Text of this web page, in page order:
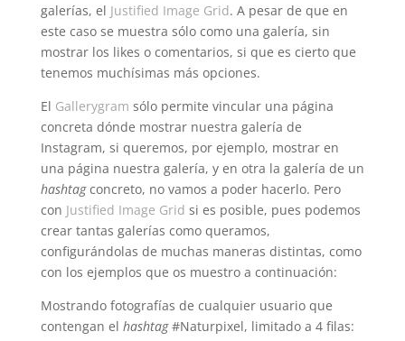
galerías, el Justified Image Grid. A pesar de que en
este caso se muestra sólo como una galería, sin
mostrar los likes o comentarios, si que es cierto que
tenemos muchísimas más opciones.
El Gallerygram sólo permite vincular una página
concreta dónde mostrar nuestra galería de
Instagram, si queremos, por ejemplo, mostrar en
una página nuestra galería, y en otra la galería de un
hashtagconcreto, no vamos a poder hacerlo. Pero
con Justified Image Grid si es posible, pues podemos
crear tantas galerías como queramos,
configurándolas de muchas maneras distintas, como
con los ejemplos que os muestro a continuación:
Mostrando fotografías de cualquier usuario que
contengan el hashtag#Naturpixel, limitado a 4 filas: